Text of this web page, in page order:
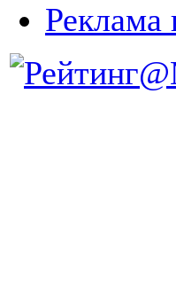
Реклама